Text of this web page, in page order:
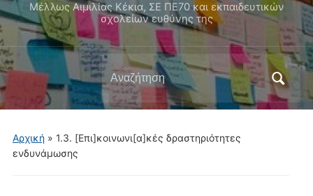
Μέλλως Αιμιλίας Κέκια, ΣΕ ΠΕ70 και εκπαιδευτικών
σχολείων ευθύνης της
Αναζήτηση
για:
Αρχική» 1.3. [Επι]κοινωνι[α]κές δραστηριότητες
ενδυνάμωσης